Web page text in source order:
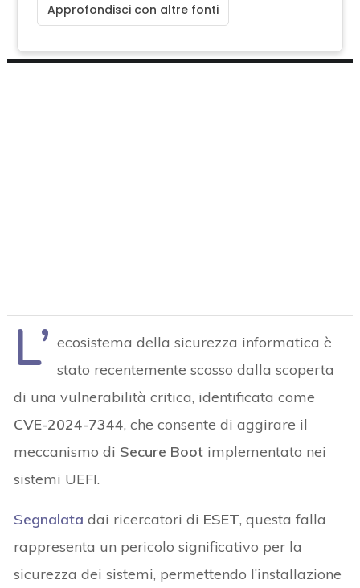
Approfondisci con altre fonti
L’ ecosistema della sicurezza informatica è
stato recentemente scosso dalla scoperta
di una vulnerabilità critica, identificata come
CVE-2024-7344, che consente di aggirare il
meccanismo di Secure Boot implementato nei
sistemi UEFI.
Segnalata dai ricercatori di ESET, questa falla
rappresenta un pericolo significativo per la
sicurezza dei sistemi, permettendo l’installazione